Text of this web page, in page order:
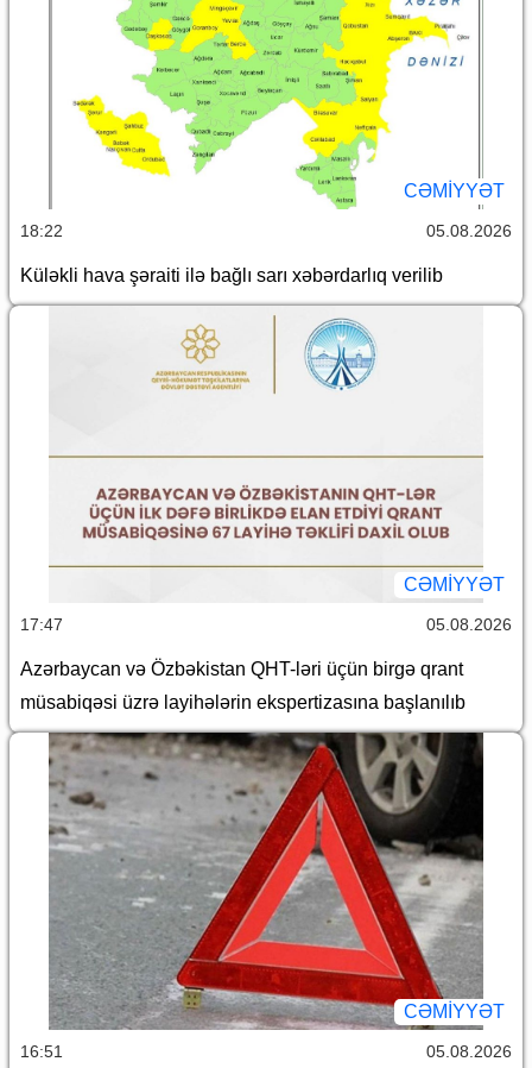
CƏMİYYƏT
18:22 05.08.2026
Küləkli hava şəraiti ilə bağlı sarı xəbərdarlıq verilib
CƏMİYYƏT
17:47 05.08.2026
Azərbaycan və Özbəkistan QHT-ləri üçün birgə qrant
müsabiqəsi üzrə layihələrin ekspertizasına başlanılıb
CƏMİYYƏT
16:51 05.08.2026